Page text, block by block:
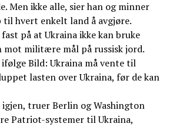
Men ikke alle, sier han og minner
hvert enkelt land å avgjøre.
på at Ukraina ikke kan bruke
mot militære mål på russisk jord.
ifølge Bild: Ukraina må vente til
lasten over Ukraina, før de kan
truer Berlin og Washington
Patriot-systemer til Ukraina,